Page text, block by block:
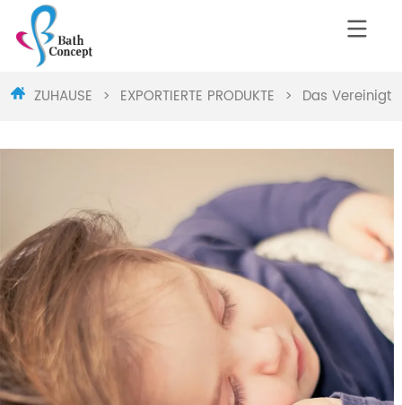
ZUHAUSE > EXPORTIERTE PRODUKTE > Das